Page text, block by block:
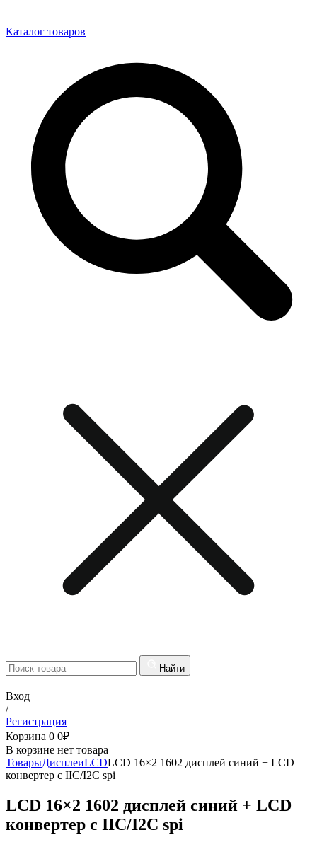
Каталог товаров
Найти
Вход
/
Регистрация
Корзина 0 0₽
В корзине нет товара
ТоварыДисплеиLCDLCD 16×2 1602 дисплей синий + LCD
конвертер с IIC/I2C spi
LCD 16×2 1602 дисплей синий + LCD
конвертер с IIC/I2C spi